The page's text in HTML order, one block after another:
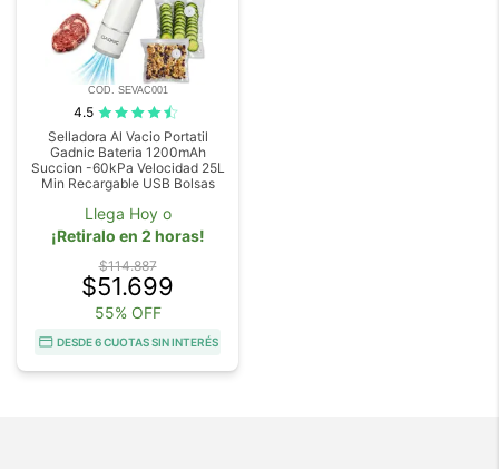
COD. SEVAC001
4.5
Selladora Al Vacio Portatil
Gadnic Bateria 1200mAh
Succion -60kPa Velocidad 25L
Min Recargable USB Bolsas
Llega Hoy o
¡Retiralo en 2 horas!
$114.887
$51.699
55% OFF
DESDE 6 CUOTAS SIN INTERÉS